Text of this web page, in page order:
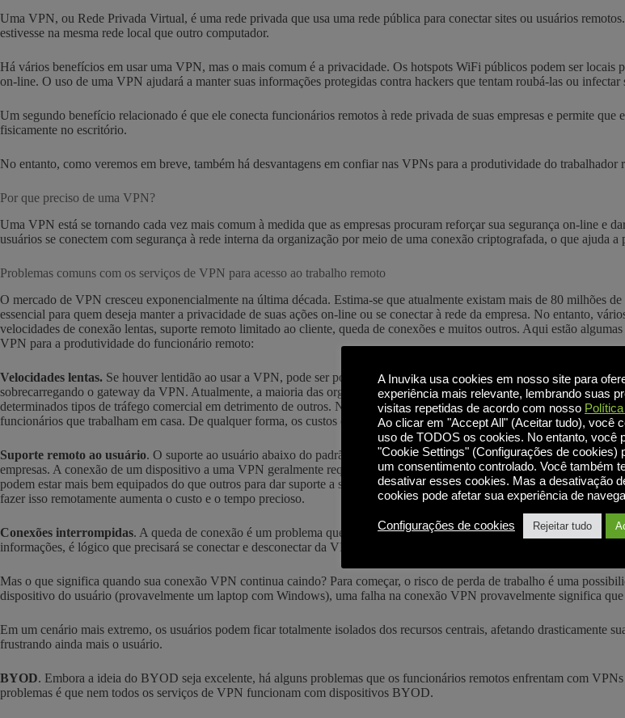
Uma VPN, ou Rede Privada Virtual, é uma rede privada que usa uma rede pública para conectar sites ou usuários
estivesse na mesma rede local que outro computador.
Há vários benefícios em usar uma VPN, mas o mais comum é a privacidade. Os hotspots WiFi públicos podem ser locais
on-line. O uso de uma VPN ajudará a manter suas informações protegidas contra hackers que tentam roubá-las ou
Um segundo benefício relacionado é que ele conecta funcionários remotos à rede privada de suas empresas e permite
fisicamente no escritório.
No entanto, como veremos em breve, também há desvantagens em confiar nas VPNs para a produtividade do trabalhador
Por que preciso de uma VPN?
Uma VPN está se tornando cada vez mais comum à medida que as empresas procuram reforçar sua segurança on-line
usuários se conectem com segurança à rede interna da organização por meio de uma conexão criptografada, o que ajuda a
Problemas comuns com os serviços de VPN para acesso ao trabalho remoto
O mercado de VPN cresceu exponencialmente na última década. Estima-se que atualmente existam mais de 80 milhões
essencial para quem deseja manter a privacidade de suas ações on-line ou se conectar à rede da empresa. No entanto,
velocidades de conexão lentas, suporte remoto limitado ao cliente, queda de conexões e muitos outros. Aqui estão
VPN para a produtividade do funcionário remoto:
Velocidades lentas. Se houver lentidão ao usar a VPN, pode ser porque você não tem largura de banda suficiente
sobrecarregando o gateway da VPN. Atualmente, a maioria das organizações e dos provedores de serviços limita a
determinados tipos de tráfego comercial em detrimento de outros. No entanto, isso também pode significar que a TI
funcionários que trabalham em casa. De qualquer forma, os custos começam a se acumular.
Suporte remoto ao usuário. O suporte ao usuário abaixo do padrão é um problema para muitos provedores de serviços
empresas. A conexão de um dispositivo a uma VPN geralmente requer a instalação e a configuração de um cliente no
podem estar mais bem equipados do que outros para dar suporte a si mesmos. Para aqueles que precisam de ajuda extra
fazer isso remotamente aumenta o custo e o tempo precioso.
Conexões interrompidas. A queda de conexão é um problema que todo usuário de VPN já enfrentou em algum
informações, é lógico que precisará se conectar e desconectar da VPN regularmente.
Mas o que significa quando sua conexão VPN continua caindo? Para começar, o risco de perda de trabalho é uma
dispositivo do usuário (provavelmente um laptop com Windows), uma falha na conexão VPN provavelmente significa
Em um cenário mais extremo, os usuários podem ficar totalmente isolados dos recursos centrais, afetando drasticamente
frustrando ainda mais o usuário.
BYOD. Embora a ideia do BYOD seja excelente, há alguns problemas que os funcionários remotos enfrentam com
problemas é que nem todos os serviços de VPN funcionam com dispositivos BYOD.
A Inuvika usa cookies em nosso site para
experiência mais relevante, lembrando suas
visitas repetidas de acordo com nosso
Ao clicar em "Accept All" (Aceitar tudo), você
uso de TODOS os cookies. No entanto, você
"Cookie Settings" (Configurações de cookies)
um consentimento controlado. Você também
desativar esses cookies. Mas a desativação
cookies pode afetar sua experiência de
Configurações de cookies Rejeitar tudo